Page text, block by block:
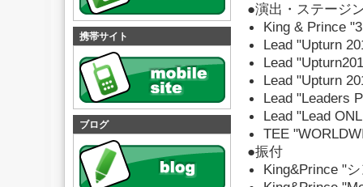
携帯サイト
ブログ
●演出・ステージ
King & Prince
Lead "Upturn
Lead
Lead "Upturn
Lead "Leaders
Lead "Lead
TEE
●振付
King&Prince "